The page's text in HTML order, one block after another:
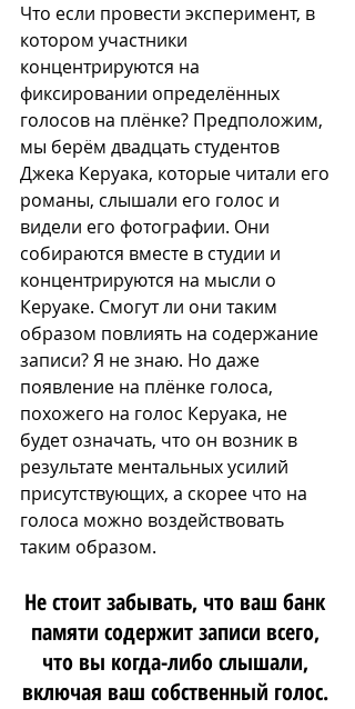
Что если провести эксперимент, в
котором участники
концентрируются на
фиксировании определённых
голосов на плёнке? Предположим,
мы берём двадцать студентов
Джека Керуака, которые читали его
романы, слышали его голос и
видели его фотографии. Они
собираются вместе в студии и
концентрируются на мысли о
Керуаке. Смогут ли они таким
образом повлиять на содержание
записи? Я не знаю. Но даже
появление на плёнке голоса,
похожего на голос Керуака, не
будет означать, что он возник в
результате ментальных усилий
присутствующих, а скорее что на
голоса можно воздействовать
таким образом.
Не стоит забывать, что ваш банк
памяти содержит записи всего,
что вы когда-либо слышали,
включая ваш собственный голос.